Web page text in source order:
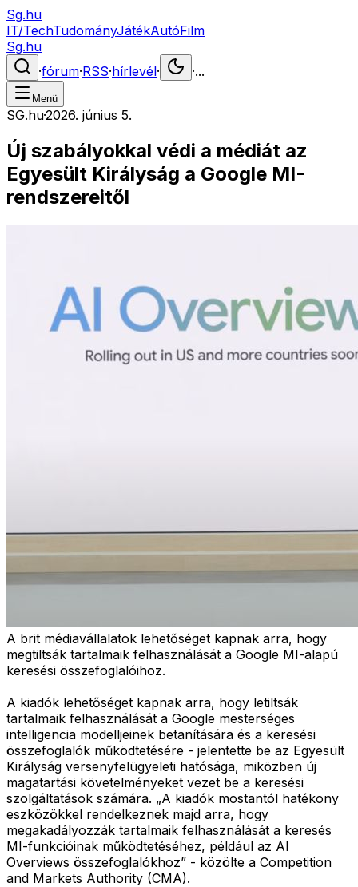
Sg.hu
IT/TechTudományJátékAutóFilm
Sg.hu
·fórum·RSS·hírlevél· ·...
Menü
SG.hu·2026. június 5.
Új szabályokkal védi a médiát az
Egyesült Királyság a Google MI-
rendszereitől
A brit médiavállalatok lehetőséget kapnak arra, hogy
megtiltsák tartalmaik felhasználását a Google MI-alapú
keresési összefoglalóihoz.
A kiadók lehetőséget kapnak arra, hogy letiltsák
tartalmaik felhasználását a Google mesterséges
intelligencia modelljeinek betanítására és a keresési
összefoglalók működtetésére - jelentette be az Egyesült
Királyság versenyfelügyeleti hatósága, miközben új
magatartási követelményeket vezet be a keresési
szolgáltatások számára. „A kiadók mostantól hatékony
eszközökkel rendelkeznek majd arra, hogy
megakadályozzák tartalmaik felhasználását a keresés
MI-funkcióinak működtetéséhez, például az AI
Overviews összefoglalókhoz” - közölte a Competition
and Markets Authority (CMA).